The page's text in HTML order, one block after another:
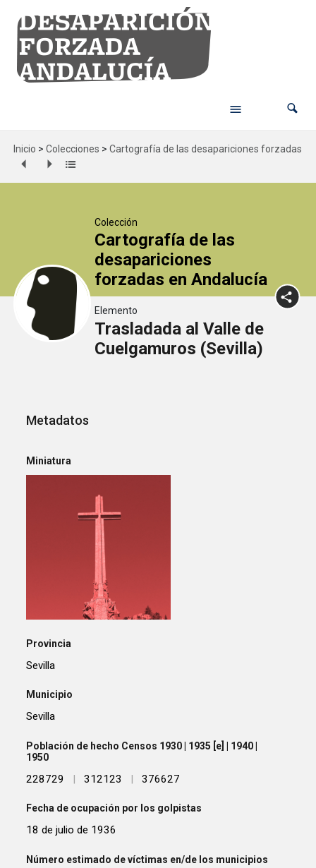
Inicio > Colecciones > Cartografía de las desapariciones forzadas
Colección
Cartografía de las
desapariciones
forzadas en Andalucía
Elemento
Trasladada al Valle de
Cuelgamuros (Sevilla)
Metadatos
Miniatura
Provincia
Sevilla
Municipio
Sevilla
Población de hecho Censos 1930 | 1935 [e] | 1940 |
1950
228729 | 312123 | 376627
Fecha de ocupación por los golpistas
18 de julio de 1936
Número estimado de víctimas en/de los municipios